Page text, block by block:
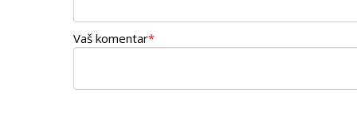
Vaš komentar*